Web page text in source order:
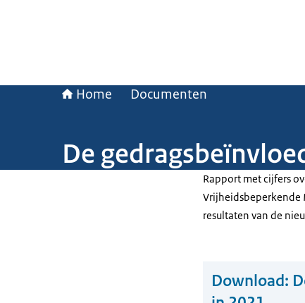
Home Documenten
De
Rapport met cijfers
Vrijheidsbeperkende
resultaten van de
Download: